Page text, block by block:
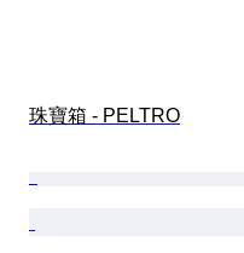
珠寶箱 - PELTRO